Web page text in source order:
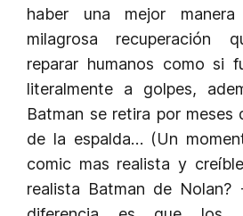
haber una mejor
milagrosa recuperación
reparar humanos como si
literalmente a golpes,
Batman se retira por meses
de la espalda… (Un
comic mas realista y
realista Batman de Nolan?